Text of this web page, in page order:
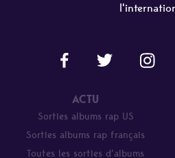
ACTU
Sorties albums rap US
Sorties albums rap français
Toutes les sorties d’albums